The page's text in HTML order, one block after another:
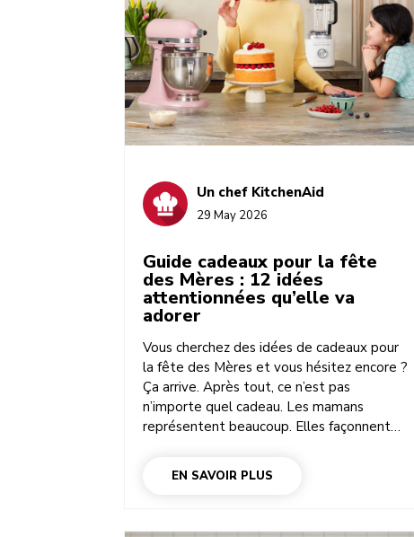
Un chef KitchenAid
29 May 2026
Guide cadeaux pour la fête
des Mères : 12 idées
attentionnées qu’elle va
adorer
Vous cherchez des idées de cadeaux pour
la fête des Mères et vous hésitez encore ?
Ça arrive. Après tout, ce n’est pas
n’importe quel cadeau. Les mamans
représentent beaucoup. Elles façonnent
souvent en toute discrétion. Alors oui,
EN SAVOIR PLUS